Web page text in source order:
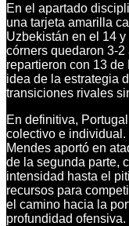
En el apartado
una tarjeta amarilla
Uzbekistán en el 14
córners quedaron 3-
repartieron con 13
idea de la estrategia
transiciones rivales
En definitiva,
colectivo e
Mendes aportó en
de la segunda parte,
intensidad hasta el
recursos para
el camino hacia la
profundidad ofensiva.